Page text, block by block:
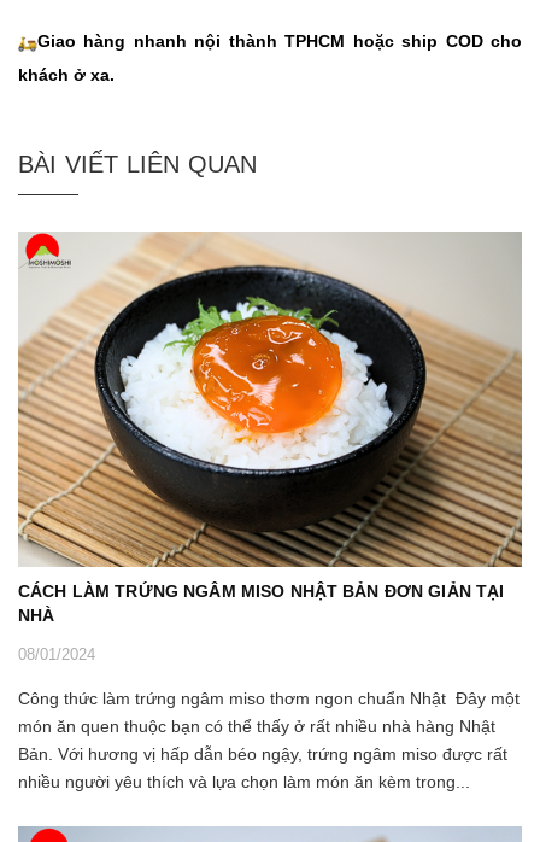
Giao hàng nhanh nội thành TPHCM hoặc ship COD cho
khách ở xa.
BÀI VIẾT LIÊN QUAN
CÁCH LÀM TRỨNG NGÂM MISO NHẬT BẢN ĐƠN GIẢN TẠI
NHÀ
08/01/2024
Công thức làm trứng ngâm miso thơm ngon chuẩn Nhật Đây một
món ăn quen thuộc bạn có thể thấy ở rất nhiều nhà hàng Nhật
Bản. Với hương vị hấp dẫn béo ngậy, trứng ngâm miso được rất
nhiều người yêu thích và lựa chọn làm món ăn kèm trong...